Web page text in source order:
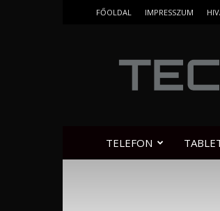
FŐOLDAL IMPRESSZUM
TELEFON